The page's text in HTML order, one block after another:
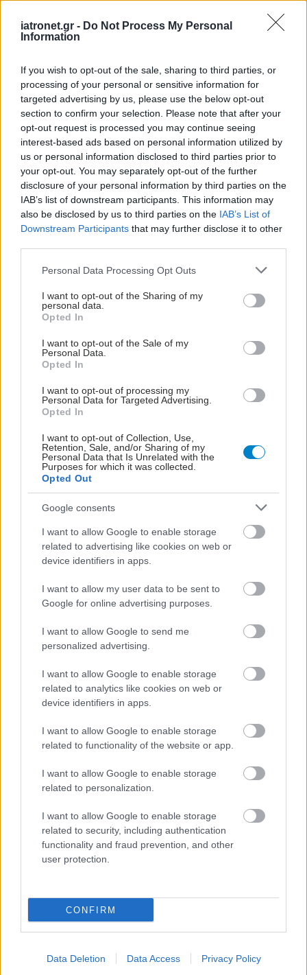
iatronet.gr - Do Not Process My Personal
Information
If you wish to opt-out of the sale, sharing to third parties, or
processing of your personal or sensitive information for
targeted advertising by us, please use the below opt-out
section to confirm your selection. Please note that after your
opt-out request is processed you may continue seeing
interest-based ads based on personal information utilized by
us or personal information disclosed to third parties prior to
your opt-out. You may separately opt-out of the further
disclosure of your personal information by third parties on the
IAB’s list of downstream participants. This information may
also be disclosed by us to third parties on the IAB’s List of
Downstream Participants that may further disclose it to other
Please note that this website/app uses one or more Google
not limited to your visit or usage behaviour. You may click to
grant or deny consent to Google and its third-party tags to
use your data for below specified purposes in below Google
consent section.
Personal Data Processing Opt Outs
I want to opt-out of the Sharing of my
personal data.
Opted In
I want to opt-out of the Sale of my
Personal Data.
Opted In
I want to opt-out of processing my
Personal Data for Targeted Advertising.
Opted In
I want to opt-out of Collection, Use,
Retention, Sale, and/or Sharing of my
Personal Data that Is Unrelated with the
Purposes for which it was collected.
Opted Out
Google consents
I want to allow Google to enable storage
related to advertising like cookies on web or
device identifiers in apps.
I want to allow my user data to be sent to
Google for online advertising purposes.
I want to allow Google to send me
personalized advertising.
I want to allow Google to enable storage
related to analytics like cookies on web or
device identifiers in apps.
I want to allow Google to enable storage
related to functionality of the website or app.
I want to allow Google to enable storage
related to personalization.
I want to allow Google to enable storage
related to security, including authentication
functionality and fraud prevention, and other
user protection.
CONFIRM
Data Deletion Data Access Privacy Policy
Rare Diseases International (RDI).
Προσθέστε το iatronet.gr στο Discover
Ειδήσεις υγείας σήμερα
Φρούτα, σακχαρώδης διαβήτης και καλοκαίρι
Σημάδια διπολικής διαταραχής
Αδ. Γεωργιάδης στη Ρόδο: ''Σε ενάμιση χρόνο, το
νοσοκομείο θα είναι καινούργιο''- 'Αμεσα μέτρα
για την αντιμετώπιση των σοβαρών ελλείψεων
προσωπικού
Σπάνιες παθήσεις
Προσθέστε το iatronet.gr στο Discover
shares
ΔΙΑΒΑΣΤΕ ΑΚΟΜΑ
H ισχύς εν τη ενώσει
αντιμετώπιση του
κατέχουν το 21% της
παγκόσμιας αγοράς το
2022
Φάρμακα από πλάσμα:
Οι εθελοντές δότες,
σωτήριο ''φάρμακο''
βιοτεχνολογική εταιρεία
ανάπτυξη γονιδιακών